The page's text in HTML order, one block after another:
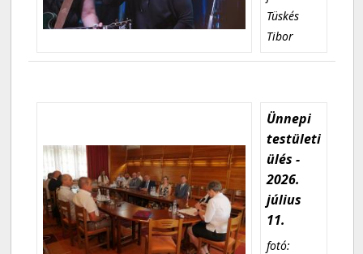
Tüskés
Tibor
Ünnepi
testületi
ülés -
2026.
július
11.
fotó: